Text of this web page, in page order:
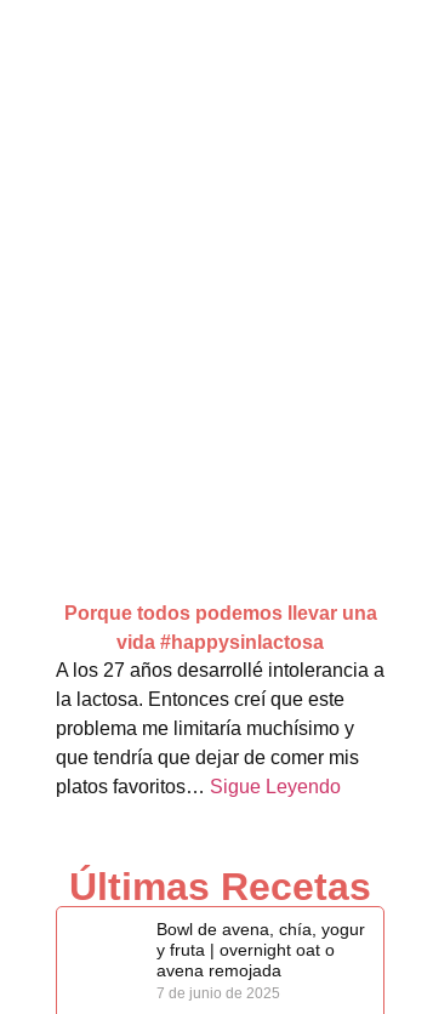
Porque todos podemos llevar una
vida #happysinlactosa
A los 27 años desarrollé intolerancia a
la lactosa. Entonces creí que este
problema me limitaría muchísimo y
que tendría que dejar de comer mis
platos favoritos… Sigue Leyendo
Últimas Recetas
Bowl de avena, chía, yogur
y fruta | overnight oat o
avena remojada
7 de junio de 2025